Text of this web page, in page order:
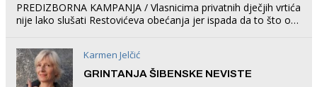
PREDIZBORNA KAMPANJA / Vlasnicima privatnih dječjih vrtića
nije lako slušati Restovićeva obećanja jer ispada da to što oni
Karmen Jelčić
GRINTANJA ŠIBENSKE NEVISTE